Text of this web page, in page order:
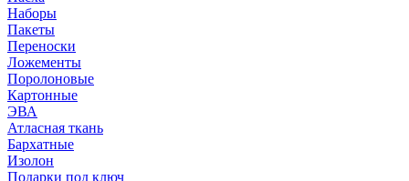
Наборы
Пакеты
Переноски
Ложементы
Поролоновые
Картонные
ЭВА
Атласная ткань
Бархатные
Изолон
Подарки под ключ